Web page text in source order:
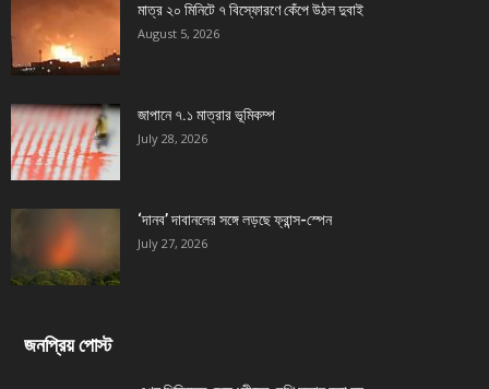
মাত্র ২০ মিনিটে ৭ বিস্ফোরণে কেঁপে উঠল দুবাই
August 5, 2026
জাপানে ৭.১ মাত্রার ভূমিকম্প
July 28, 2026
‘দানব’ দাবানলের সঙ্গে লড়ছে ফ্রান্স-স্পেন
July 27, 2026
জনপ্রিয় পোস্ট